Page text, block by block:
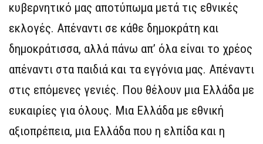
κυβερνητικό μας αποτύπωμα μετά τις εθνικές
εκλογές. Απέναντι σε κάθε δημοκράτη και
δημοκράτισσα, αλλά πάνω απ’ όλα είναι το χρέος
απέναντι στα παιδιά και τα εγγόνια μας. Απέναντι
στις επόμενες γενιές. Που θέλουν μια Ελλάδα με
ευκαιρίες για όλους. Μια Ελλάδα με εθνική
αξιοπρέπεια, μια Ελλάδα που η ελπίδα και η